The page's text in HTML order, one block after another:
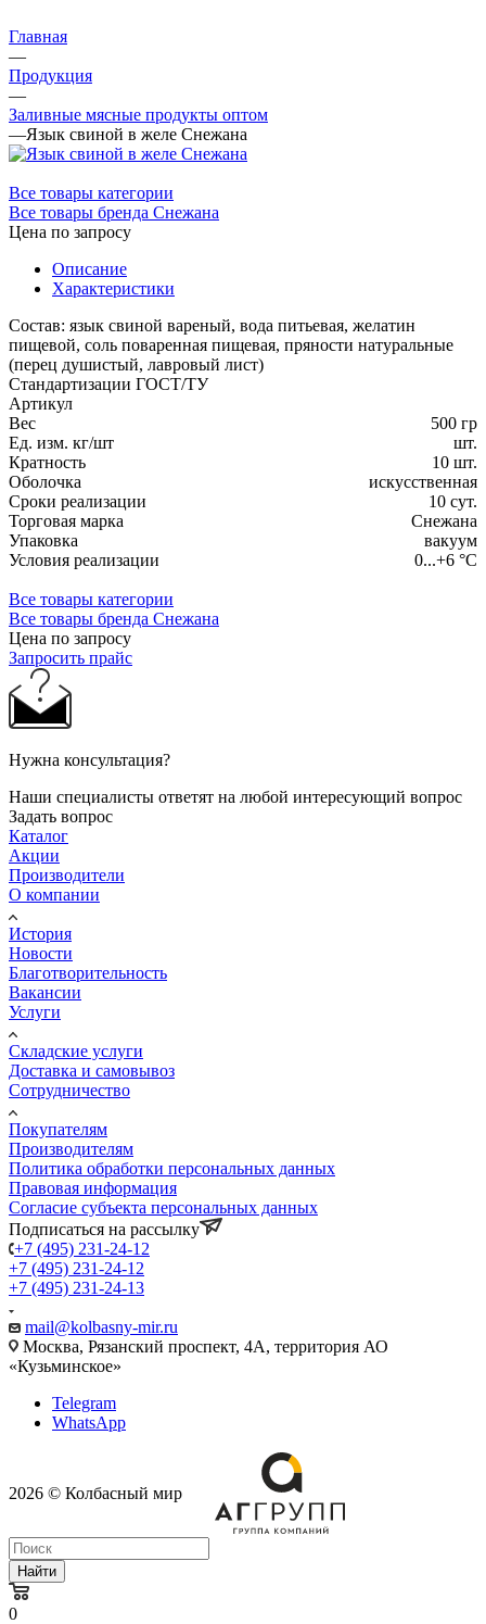
Главная
—
Продукция
—
Заливные мясные продукты оптом
—Язык свиной в желе Снежана
Все товары категории
Все товары бренда Снежана
Цена по запросу
Описание
Характеристики
Состав: язык свиной вареный, вода питьевая, желатин
пищевой, соль поваренная пищевая, пряности натуральные
(перец душистый, лавровый лист)
Стандартизации ГОСТ/ТУ
Артикул
Вес
500 гр
Ед. изм. кг/шт
шт.
Кратность
10 шт.
Оболочка
искусственная
Сроки реализации
10 сут.
Торговая марка
Снежана
Упаковка
вакуум
Условия реализации
0...+6 °С
Все товары категории
Все товары бренда Снежана
Цена по запросу
Запросить прайс
Нужна консультация?
Наши специалисты ответят на любой интересующий вопрос
Задать вопрос
Каталог
Акции
Производители
О компании
История
Новости
Благотворительность
Вакансии
Услуги
Складские услуги
Доставка и самовывоз
Сотрудничество
Покупателям
Производителям
Политика обработки персональных данных
Правовая информация
Согласие субъекта персональных данных
Подписаться на рассылку
+7 (495) 231-24-12
+7 (495) 231-24-12
+7 (495) 231-24-13
mail@kolbasny-mir.ru
Москва, Рязанский проспект, 4А, территория АО
«Кузьминское»
Telegram
WhatsApp
2026 © Колбасный мир
Найти
0